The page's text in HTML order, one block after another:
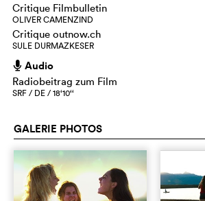
Critique Filmbulletin
OLIVER CAMENZIND
Critique outnow.ch
SULE DURMAZKESER
h Audio
Radiobeitrag zum Film
SRF / DE / 18‘10‘‘
GALERIE PHOTOS